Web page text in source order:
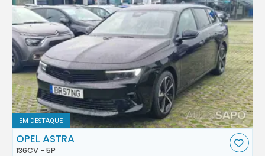
EM DESTAQUE
OPEL ASTRA
136CV - 5P